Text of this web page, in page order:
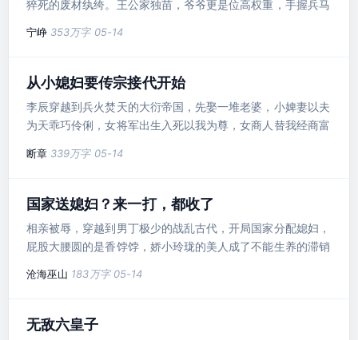
猝死的废材纨绔。王公家独苗，爷爷更是位高权重，手握兵马
但……由腾讯音乐独家改编的《世子无双》同名多人有声剧在
每日更新10集起，欢迎前去收听！番邦蛮夷想他死。世家门阀
慌。以纨绔人设，一
宁峥 353万字 05-14
从小媳妇要传宗接代开始
李辰穿越到兵火焚天的大衍帝国，先娶一堆老婆，小婢妻以夫
为天乖巧伶俐，女将军出生入死以我为尊，女商人替我经商富
制度、广积粮，厉兵秣马，待老子左手牵虎右手持刀率百万雄
天下的传奇！
断章 339万字 05-14
国家送媳妇？来一打，都收了
相亲被辱，穿越到男丁极少的战乱古代，开局国家分配媳妇，
屁股大腰圆的是香饽饽，娇小玲珑的美人成了不能生养的滞销
穷养不活媳妇？林小凡自制伤药日进斗金。就在众人等着林小
朝野。就连前世瞧不起他的相亲女，每晚都拉着他的手求造
沧海巫山 183万字 05-14
无敌六皇子